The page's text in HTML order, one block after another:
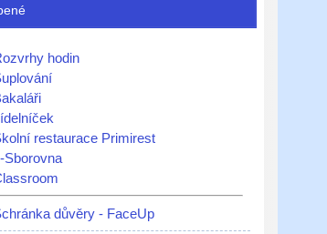
hodin
restaurace Primirest
Sborovna
důvěry - FaceUp